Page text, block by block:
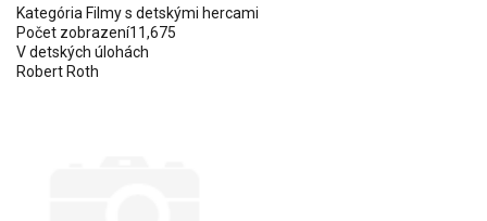
Kategória Filmy s detskými hercami
Počet zobrazení11,675
V detských úlohách
Robert Roth